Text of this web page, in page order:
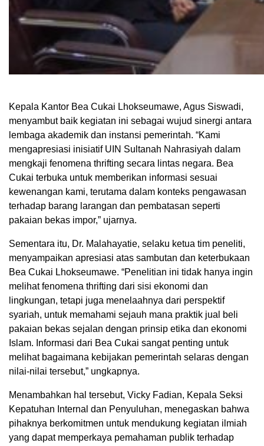
Kepala Kantor Bea Cukai Lhokseumawe, Agus Siswadi,
menyambut baik kegiatan ini sebagai wujud sinergi antara
lembaga akademik dan instansi pemerintah. “Kami
mengapresiasi inisiatif UIN Sultanah Nahrasiyah dalam
mengkaji fenomena thrifting secara lintas negara. Bea
Cukai terbuka untuk memberikan informasi sesuai
kewenangan kami, terutama dalam konteks pengawasan
terhadap barang larangan dan pembatasan seperti
pakaian bekas impor,” ujarnya.
Sementara itu, Dr. Malahayatie, selaku ketua tim peneliti,
menyampaikan apresiasi atas sambutan dan keterbukaan
Bea Cukai Lhokseumawe. “Penelitian ini tidak hanya ingin
melihat fenomena thrifting dari sisi ekonomi dan
lingkungan, tetapi juga menelaahnya dari perspektif
syariah, untuk memahami sejauh mana praktik jual beli
pakaian bekas sejalan dengan prinsip etika dan ekonomi
Islam. Informasi dari Bea Cukai sangat penting untuk
melihat bagaimana kebijakan pemerintah selaras dengan
nilai-nilai tersebut,” ungkapnya.
Menambahkan hal tersebut, Vicky Fadian, Kepala Seksi
Kepatuhan Internal dan Penyuluhan, menegaskan bahwa
pihaknya berkomitmen untuk mendukung kegiatan ilmiah
yang dapat memperkaya pemahaman publik terhadap